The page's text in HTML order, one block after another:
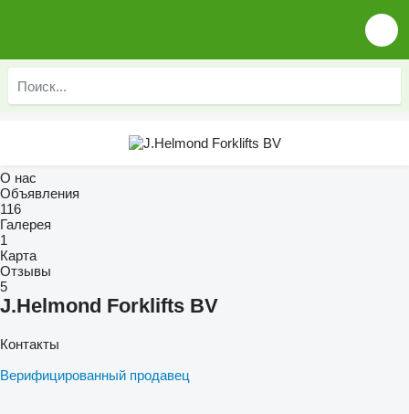
О нас
Объявления
116
Галерея
1
Карта
Отзывы
5
J.Helmond Forklifts BV
Контакты
Верифицированный продавец